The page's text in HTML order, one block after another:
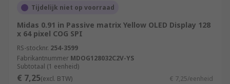
Tijdelijk niet op voorraad
Midas 0.91 in Passive matrix Yellow OLED Display 128
x 64 pixel COG SPI
RS-stocknr. 254-3599
Fabrikantnummer MDOG128032C2V-YS
Subtotaal (1 eenheid)
€ 7,25(excl. BTW) € 7,25/eenheid